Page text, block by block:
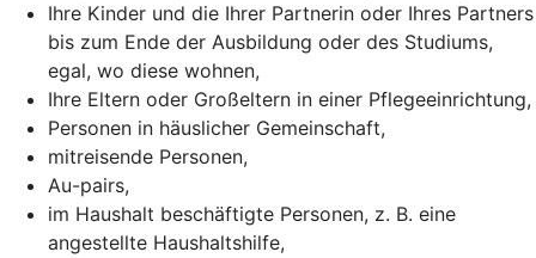
Ihre Kinder und die Ihrer Partnerin oder Ihres Partners
bis zum Ende der Ausbildung oder des Studiums,
egal, wo diese wohnen,
Ihre Eltern oder Großeltern in einer Pflegeeinrichtung,
Personen in häuslicher Gemeinschaft,
mitreisende Personen,
Au-pairs,
im Haushalt beschäftigte Personen, z. B. eine
angestellte Haushaltshilfe,